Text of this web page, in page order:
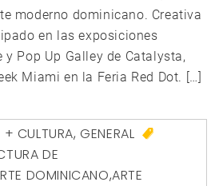
moderno dominicano. Creativa
en las exposiciones
Pop Up Galley de Catalysta,
Miami en la Feria Red Dot. […]
+ CULTURA,GENERAL
DE
DOMINICANO,ARTE